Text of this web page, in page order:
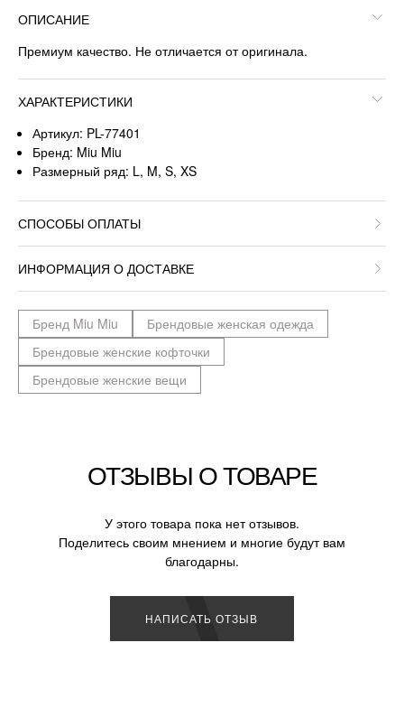
ОПИСАНИЕ
Премиум качество. Не отличается от оригинала.
ХАРАКТЕРИСТИКИ
Артикул: PL-77401
Бренд: Miu Miu
Размерный ряд: L, M, S, XS
СПОСОБЫ ОПЛАТЫ
ИНФОРМАЦИЯ О ДОСТАВКЕ
Бренд Miu Miu
Брендовые женская одежда
Брендовые женские кофточки
Брендовые женские вещи
ОТЗЫВЫ О ТОВАРЕ
У этого товара пока нет отзывов.
Поделитесь своим мнением и многие будут вам
благодарны.
НАПИСАТЬ ОТЗЫВ